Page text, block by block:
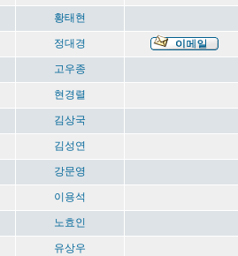
황태현
정대경
고우종
현경렬
김상국
김성연
강문영
이용석
노효인
유상우